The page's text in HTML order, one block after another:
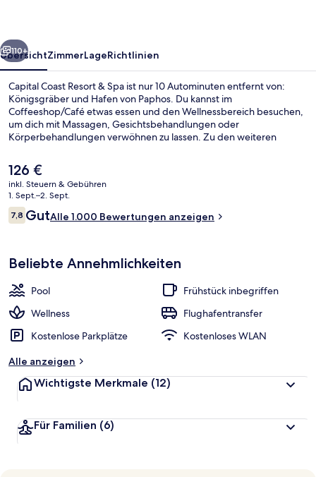
Weiter
110+
ÜbersichtZimmerLageRichtlinien
Capital Coast Resort & Spa ist nur 10 Autominuten entfernt von:
Königsgräber und Hafen von Paphos. Du kannst im
Coffeeshop/Café etwas essen und den Wellnessbereich besuchen,
um dich mit Massagen, Gesichtsbehandlungen oder
Körperbehandlungen verwöhnen zu lassen. Zu den weiteren
Der
aktuelle
Preis
beträgt
126 €.
126 €
inkl. Steuern & Gebühren
1. Sept.–2. Sept.
Bewertungen
7,87,8 von 10.
GutAlle 1.000 Bewertungen anzeigen
Beliebte Annehmlichkeiten
Pool
Frühstück inbegriffen
Wellness
Flughafentransfer
Kostenlose Parkplätze
Kostenloses WLAN
Alle anzeigen
Wichtigste Merkmale (12)
Für Familien (6)